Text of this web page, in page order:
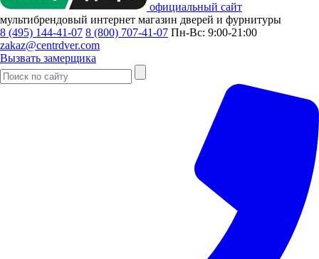
официальный сайт
мультибрендовый интернет магазин дверей и фурнитуры
8 (495) 144-41-07 8 (800) 707-41-07 Пн-Вс: 9:00-21:00
zakaz@centrdver.com
Вызвать замерщика